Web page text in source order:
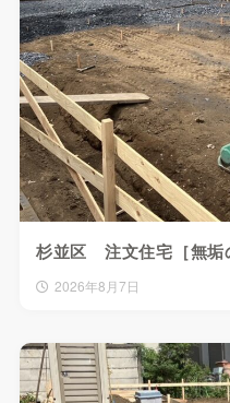
杉並区 注文住宅［無垢
2026年8月7日